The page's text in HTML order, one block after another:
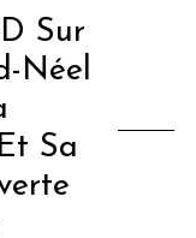
Sur
Néel
Sa